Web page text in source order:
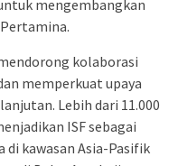
mengembangkan
kolaborasi
memperkuat upaya
Lebih dari 11.000
ISF sebagai
kawasan Asia-Pasifik